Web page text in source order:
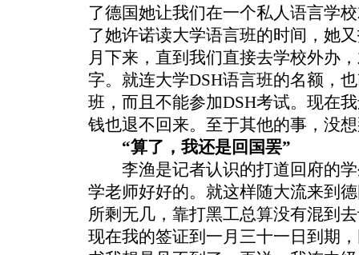
了德国她让我们在一个私人语言学
了她许诺读大学语言班的时间，她
月下来，直到我们直接去学校外办
字。就连大学DSH语言班的名额，
班，而且不能参加DSH考试。现在
钱也退不回来。至于其他的事，没
“算了，我还是回国罢”
李渔是记者认识的打道回府的学
学老师好好的。就这样随大流来到
所剩无几，靠打黑工总算没有混到
现在我的签证到一月三十一日到期